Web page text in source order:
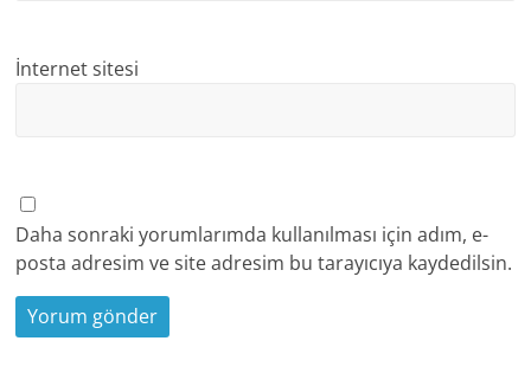
İnternet sitesi
Daha sonraki yorumlarımda kullanılması için adım, e-
posta adresim ve site adresim bu tarayıcıya kaydedilsin.